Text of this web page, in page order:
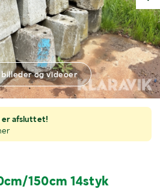
er afsluttet!
150cm 14styk
billeder og videoer